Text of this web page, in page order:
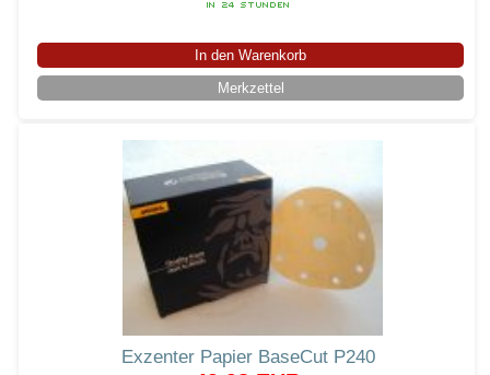
In den Warenkorb
Merkzettel
Exzenter Papier BaseCut P240